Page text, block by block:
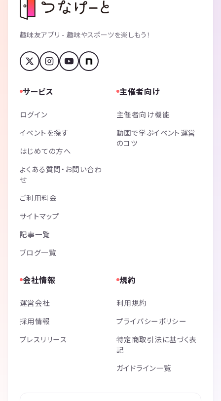
趣味友アプリ - 趣味やスポーツを楽しもう！
サービス
ログイン
イベントを探す
はじめての方へ
よくある質問・お問い合わ
せ
ご利用料金
サイトマップ
記事一覧
ブログ一覧
主催者向け
主催者向け機能
動画で学ぶイベント運営
のコツ
会社情報
運営会社
採用情報
プレスリリース
規約
利用規約
プライバシーポリシー
特定商取引法に基づく表
記
ガイドライン一覧